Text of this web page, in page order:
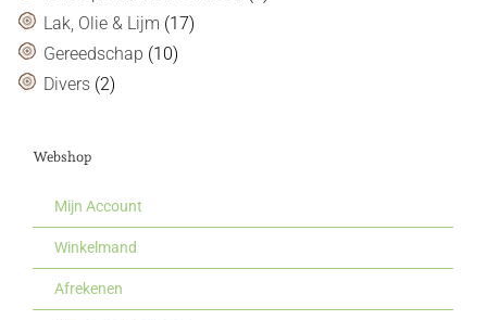
Lak, Olie & Lijm (17)
Gereedschap (10)
Divers (2)
Webshop
Mijn Account
Winkelmand
Afrekenen